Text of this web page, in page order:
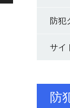
防犯
サイ
防